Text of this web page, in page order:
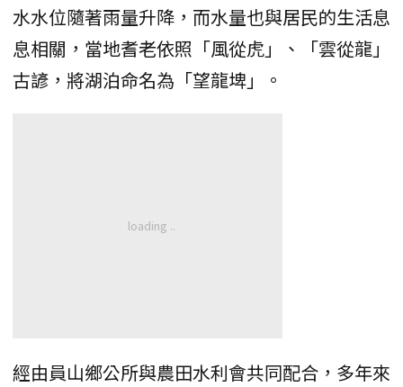
水水位隨著雨量升降，而水量也與居民的生活息
息相關，當地耆老依照「風從虎」、「雲從龍」
古諺，將湖泊命名為「望龍埤」。
經由員山鄉公所與農田水利會共同配合，多年來